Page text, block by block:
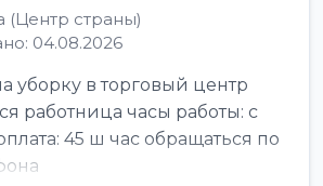
(Центр страны)
04.08.2026
уборку в торговый центр
работница часы работы: с
45 ш час обращаться по